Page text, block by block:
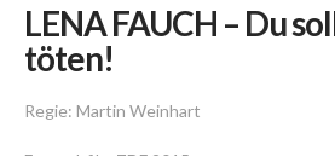
LENA FAUCH – Du
töten!
Regie: Martin Weinhart